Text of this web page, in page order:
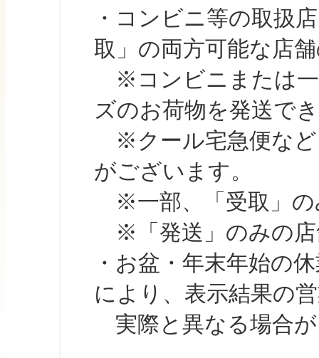
・コンビニ等の取扱
取」の両方可能な店
※コンビニまたは一
ズのお荷物を発送で
※クール宅急便など
がございます。
※一部、「受取」の
※「発送」のみの店
・お盆・年末年始の
により、表示結果の
実際と異なる場合が